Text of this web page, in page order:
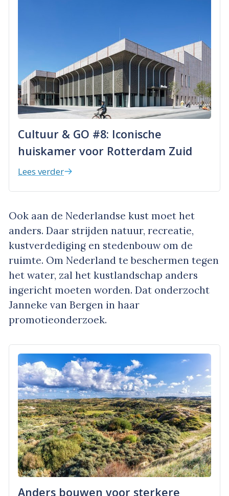
Cultuur & GO #8: Iconische
huiskamer voor Rotterdam Zuid
Lees verder
Ook aan de Nederlandse kust moet het
anders. Daar strijden natuur, recreatie,
kustverdediging en stedenbouw om de
ruimte. Om Nederland te beschermen tegen
het water, zal het kustlandschap anders
ingericht moeten worden. Dat onderzocht
Janneke van Bergen in haar
promotieonderzoek.
Anders bouwen voor sterkere